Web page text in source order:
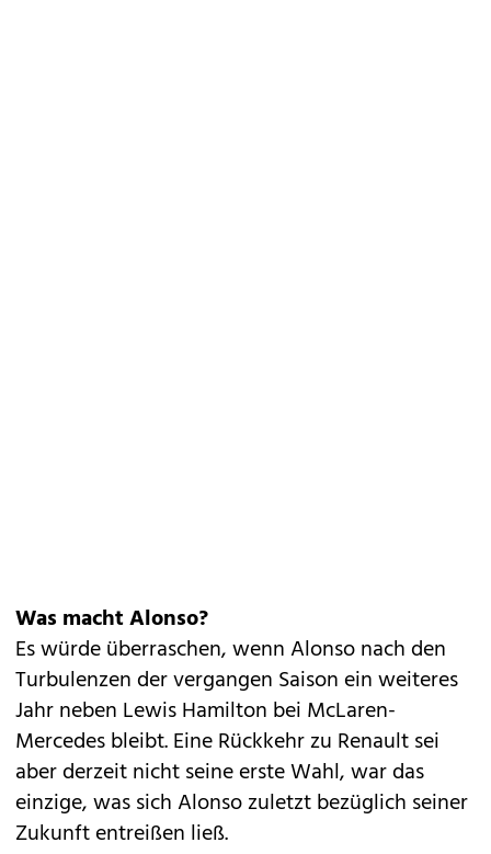
Was macht Alonso?
Es würde überraschen, wenn Alonso nach den
Turbulenzen der vergangen Saison ein weiteres
Jahr neben Lewis Hamilton bei McLaren-
Mercedes bleibt. Eine Rückkehr zu Renault sei
aber derzeit nicht seine erste Wahl, war das
einzige, was sich Alonso zuletzt bezüglich seiner
Zukunft entreißen ließ.